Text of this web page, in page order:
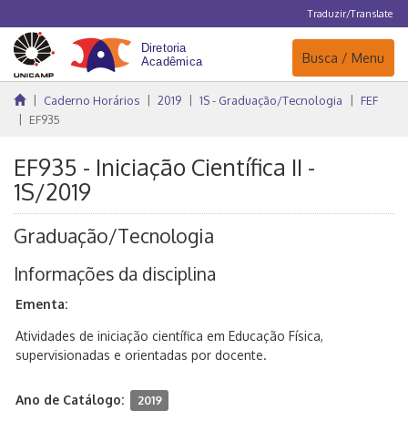
Traduzir/Translate
Navegação
Busca / Menu
Caderno Horários 2019 1S - Graduação/Tecnologia
FEF
EF935
EF935 - Iniciação Científica II -
1S/2019
Graduação/Tecnologia
Informações da disciplina
Ementa:
Atividades de iniciação científica em Educação Física,
supervisionadas e orientadas por docente.
Ano de Catálogo: 2019